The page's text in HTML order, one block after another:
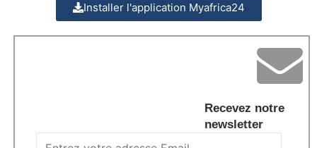
Installer l'application Myafrica24
Recevez notre
newsletter